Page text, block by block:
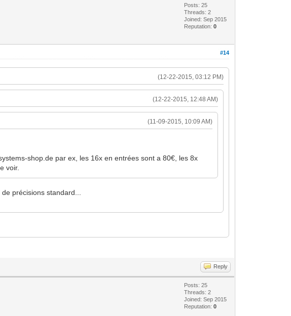
Posts: 25
Threads: 2
Joined: Sep 2015
Reputation:0
#14
(12-22-2015, 03:12 PM)
(12-22-2015, 12:48 AM)
(11-09-2015, 10:09 AM)
shop.de par ex, les 16x en entrées sont a 80€, les 8x
voir.
précisions standard...
Reply
Posts: 25
Threads: 2
Joined: Sep 2015
Reputation:0